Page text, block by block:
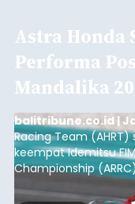
Astra Honda
Performa
Mandalika
balitribune.co.id |
Racing Team
keempat Idemitsu
Championship
berlangsung di
International Circuit,